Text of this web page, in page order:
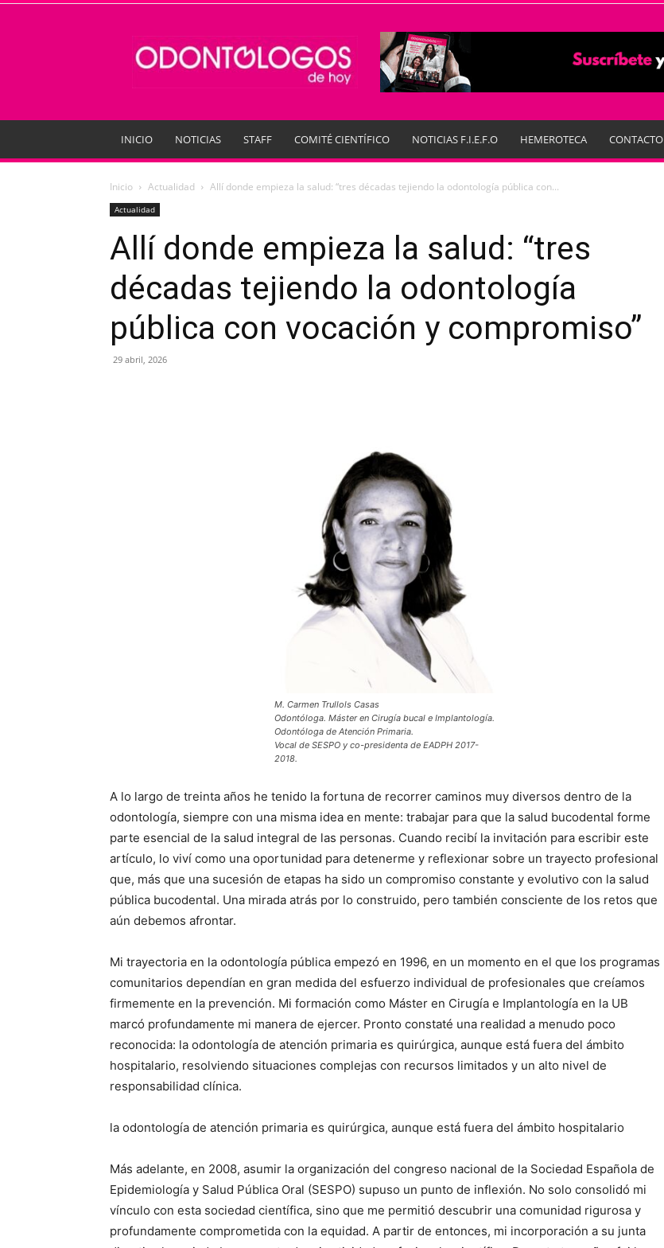
de
Hoy
INICIO NOTICIAS STAFF COMITÉ CIENTÍFICO NOTICIAS F.I.E.F.O HEMEROTECA CONTACTO
Inicio Actualidad Allí donde empieza la salud: “tres décadas tejiendo la odontología pública con...
Actualidad
Allí donde empieza la salud: “tres
décadas tejiendo la odontología
pública con vocación y compromiso”
29 abril, 2026
M. Carmen Trullols Casas
Odontóloga. Máster en Cirugía bucal e Implantología.
Odontóloga de Atención Primaria.
Vocal de SESPO y co-presidenta de EADPH 2017-
2018.
A lo largo de treinta años he tenido la fortuna de recorrer caminos muy diversos dentro de la
odontología, siempre con una misma idea en mente: trabajar para que la salud bucodental forme
parte esencial de la salud integral de las personas. Cuando recibí la invitación para escribir este
artículo, lo viví como una oportunidad para detenerme y reflexionar sobre un trayecto profesional
que, más que una sucesión de etapas ha sido un compromiso constante y evolutivo con la salud
pública bucodental. Una mirada atrás por lo construido, pero también consciente de los retos que
aún debemos afrontar.
Mi trayectoria en la odontología pública empezó en 1996, en un momento en el que los programas
comunitarios dependían en gran medida del esfuerzo individual de profesionales que creíamos
firmemente en la prevención. Mi formación como Máster en Cirugía e Implantología en la UB
marcó profundamente mi manera de ejercer. Pronto constaté una realidad a menudo poco
reconocida: la odontología de atención primaria es quirúrgica, aunque está fuera del ámbito
hospitalario, resolviendo situaciones complejas con recursos limitados y un alto nivel de
responsabilidad clínica.
la odontología de atención primaria es quirúrgica, aunque está fuera del ámbito hospitalario
Más adelante, en 2008, asumir la organización del congreso nacional de la Sociedad Española de
Epidemiología y Salud Pública Oral (SESPO) supuso un punto de inflexión. No solo consolidó mi
vínculo con esta sociedad científica, sino que me permitió descubrir una comunidad rigurosa y
profundamente comprometida con la equidad. A partir de entonces, mi incorporación a su junta